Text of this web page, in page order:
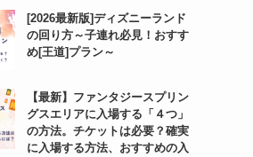
[2026最新版]ディズニーランド
の回り方～子連れ必見！おすす
め[王道]プラン～
【最新】ファンタジースプリン
グスエリアに入場する「４つ」
の方法。チケットは必要？確実
に入場する方法、おすすめの入